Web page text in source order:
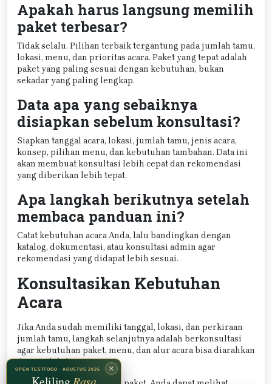
Apakah harus langsung memilih
paket terbesar?
Tidak selalu. Pilihan terbaik tergantung pada jumlah tamu,
lokasi, menu, dan prioritas acara. Paket yang tepat adalah
paket yang paling sesuai dengan kebutuhan, bukan
sekadar yang paling lengkap.
Data apa yang sebaiknya
disiapkan sebelum konsultasi?
Siapkan tanggal acara, lokasi, jumlah tamu, jenis acara,
konsep, pilihan menu, dan kebutuhan tambahan. Data ini
akan membuat konsultasi lebih cepat dan rekomendasi
yang diberikan lebih tepat.
Apa langkah berikutnya setelah
membaca panduan ini?
Catat kebutuhan acara Anda, lalu bandingkan dengan
katalog, dokumentasi, atau konsultasi admin agar
rekomendasi yang didapat lebih sesuai.
Konsultasikan Kebutuhan
Acara
Jika Anda sudah memiliki tanggal, lokasi, dan perkiraan
jumlah tamu, langkah selanjutnya adalah berkonsultasi
agar kebutuhan paket, menu, dan alur acara bisa diarahkan
dengan lebih tepat.
×
OPEN TESTFOOD · AGUSTUS 2026